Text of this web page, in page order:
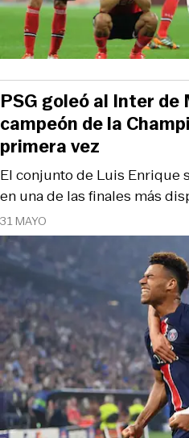
31 MAYO
El conjunto de Luis Enrique
en una de las finales más
PSG goleó al Inter de
campeón de la
primera vez